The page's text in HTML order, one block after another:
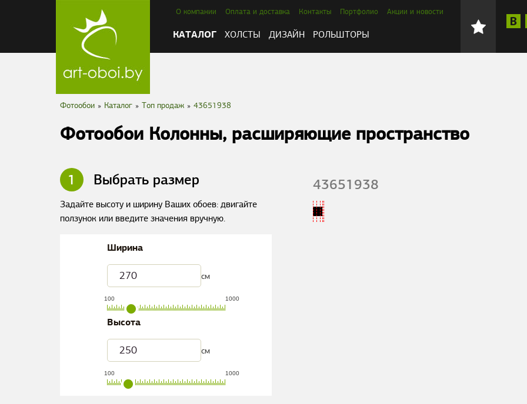
О компании Оплата и доставка Контакты Портфолио Акции и новости
КАТАЛОГ ХОЛСТЫ ДИЗАЙН РОЛЬШТОРЫ
Фотообои » Каталог » Tоп продаж » 43651938
Фотообои Колонны, расширяющие пространство
1 Выбрать размер
Задайте высоту и ширину Ваших обоев: двигайте
ползунок или введите значения вручную.
Ширина
см
100 1000
Высота
см
100 1000
43651938